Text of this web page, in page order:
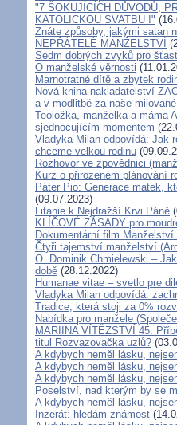
"7 ŠOKUJÍCÍCH DŮVODŮ,
KATOLICKOU SVATBU !"
Znáte způsoby, jakými satan
NEPŘÁTELÉ MANŽELSTVÍ
Sedm dobrých zvyků pro
O manželské věrnosti
Marnotratné dítě a zbytek
Nová kniha nakladatelství
a v modlitbě za naše
Teoložka, manželka a máma
sjednocujícím momentem
Vladyka Milan odpovídá: Jak
chceme velkou rodinu
Rozhovor ve zpovědnici
Kurz o přirozeném plánování
Páter Pio: Generace matek,
(09.07.2023)
Litanie k Nejdražší Krvi Páně
KLÍČOVÉ ZÁSADY pro
Dokumentární film
Čtyři tajemství manželství
O. Dominik Chmielewski –
době (28.12.2022)
Humanae vitae – svetlo pre
Vladyka Milan odpovídá:
Tradice, která stoji za 0%
Nabídka pro manžele
MARIINA VÍTĚZSTVÍ 45:
titul Rozvazovačka uzlů?
A kdybych neměl lásku,
A kdybych neměl lásku,
A kdybych neměl lásku,
Poselství, nad kterým by se
A kdybych neměl lásku,
Inzerát: hledám známost